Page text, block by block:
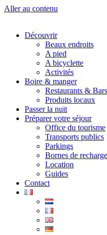
Aller au contenu
Découvrir
Beaux endroits
A pied
A bicyclette
Activités
Boire & manger
Restaurants & Bars
Produits locaux
Passer la nuit
Préparer votre séjour
Office du tourisme
Transports publics
Parkings
Bornes de
Location
Guides
Contact